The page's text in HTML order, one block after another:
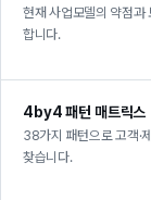
현재 사업모델의 약점과
합니다.
4by4 패턴 매트릭스
38가지 패턴으로 고객·
찾습니다.